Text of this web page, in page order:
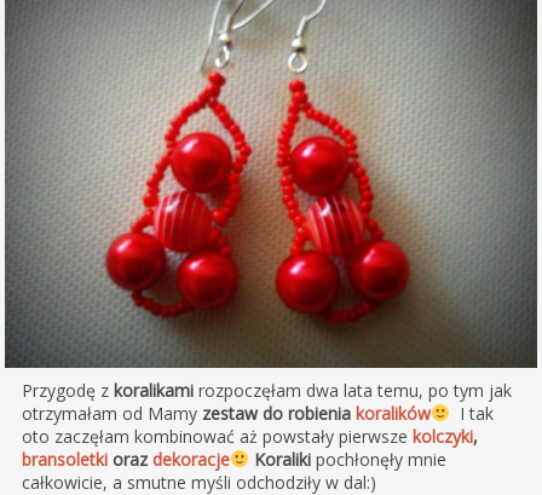
Przygodę z koralikamirozpoczęłam dwa lata temu, po tym jak
otrzymałam od Mamy zestaw do robienia koralików
I tak
oto zaczęłam kombinować aż powstały pierwsze kolczyki,
bransoletkiorazdekoracje Koralikipochłonęły mnie
całkowicie, a smutne myśli odchodziły w dal:)